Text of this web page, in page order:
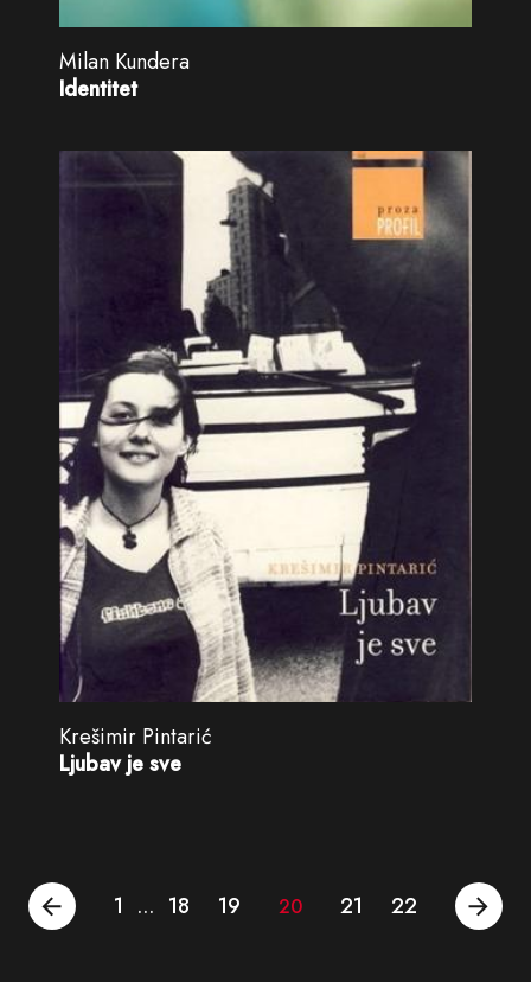
Milan Kundera
Identitet
Krešimir Pintarić
Ljubav je sve
1 … 18 19 20 21 22